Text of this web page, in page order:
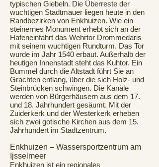
typischen Giebeln. Die Überreste der
wuchtigen Stadtmauer liegen heute in den
Randbezirken von Enkhuizen. Wie ein
steinernes Monument erhebt sich an der
Hafeneinfahrt das Wehrtor Drommedaris
mit seinem wuchtigen Rundturm. Das Tor
wurde im Jahr 1540 erbaut. Außerhalb der
heutigen Innenstadt steht das Kuhtor. Ein
Bummel durch die Altstadt führt Sie an
Grachten entlang, über die sich Holz- und
Steinbrücken schwingen. Die Kanäle
werden von Bürgerhäusern aus dem 17.
und 18. Jahrhundert gesäumt. Mit der
Zuiderkerk und der Westerkerk erheben
sich zwei gotische Kirchen aus dem 15.
Jahrhundert im Stadtzentrum.
Enkhuizen – Wassersportzentrum am
Ijsselmeer
Enkhuizen ist ein regionales